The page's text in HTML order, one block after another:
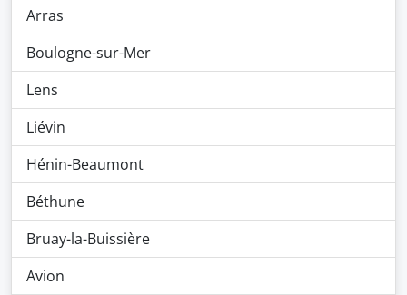
Arras
Boulogne-sur-Mer
Lens
Liévin
Hénin-Beaumont
Béthune
Bruay-la-Buissière
Avion